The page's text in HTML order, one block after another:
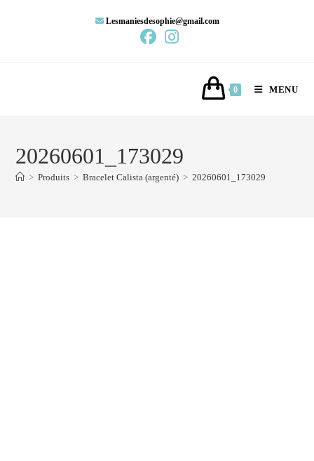
Lesmaniesdesophie@gmail.com
0 MENU
20260601_173029
> Produits > Bracelet Calista (argenté) > 20260601_173029